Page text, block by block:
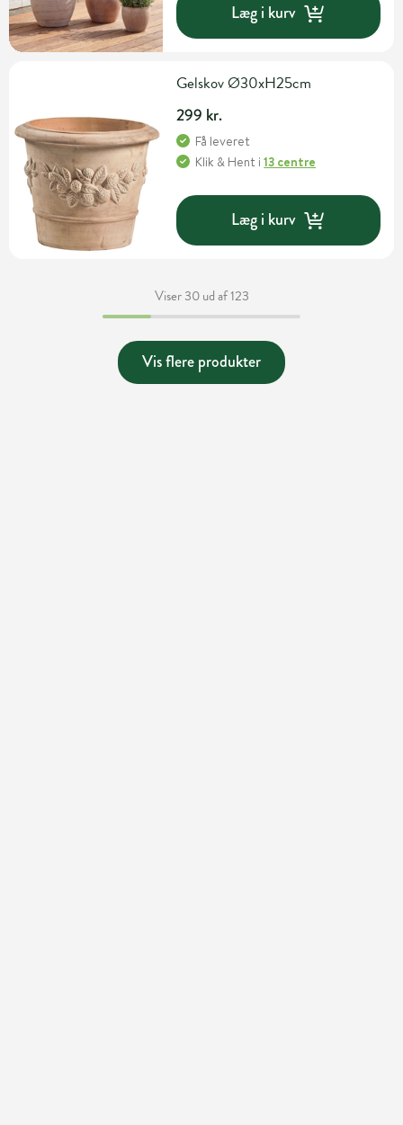
Læg i kurv
Gelskov Ø30xH25cm
299 kr.
Få leveret
Klik & Hent i13 centre
Læg i kurv
Viser 30 ud af 123
Vis flere produkter